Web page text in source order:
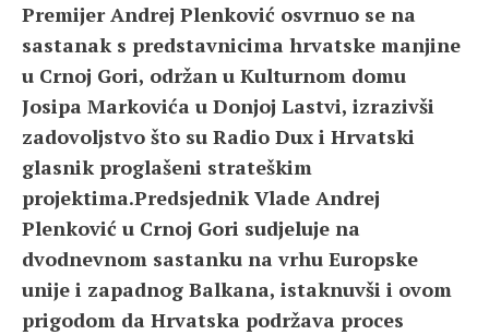
Premijer Andrej Plenković osvrnuo se na
sastanak s predstavnicima hrvatske manjine
u Crnoj Gori, održan u Kulturnom domu
Josipa Markovića u Donjoj Lastvi, izrazivši
zadovoljstvo što su Radio Dux i Hrvatski
glasnik proglašeni strateškim
projektima.Predsjednik Vlade Andrej
Plenković u Crnoj Gori sudjeluje na
dvodnevnom sastanku na vrhu Europske
unije i zapadnog Balkana, istaknuvši i ovom
prigodom da Hrvatska podržava proces